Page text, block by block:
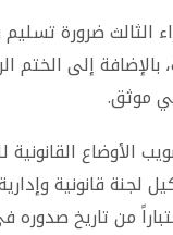
الثالث ضرورة
بالإضافة إلى
موثق.
القانونية
لجنة قانونية
من تاريخ صدوره في